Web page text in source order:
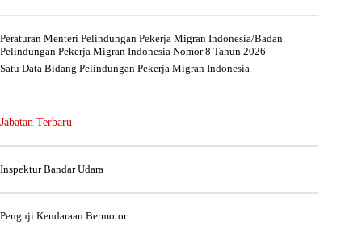
Peraturan Menteri Pelindungan Pekerja Migran Indonesia/Badan
Pelindungan Pekerja Migran Indonesia Nomor 8 Tahun 2026
Satu Data Bidang Pelindungan Pekerja Migran Indonesia
Jabatan Terbaru
Inspektur Bandar Udara
Penguji Kendaraan Bermotor